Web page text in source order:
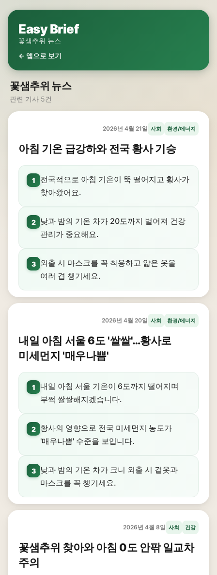
Easy Brief
꽃샘추위 뉴스
← 앱으로 보기
꽃샘추위 뉴스
관련 기사 5건
2026년 4월 21일 사회 환경/에너지
아침 기온 급강하와 전국 황사 기승
1
전국적으로 아침 기온이 뚝 떨어지고 황사가
찾아왔어요.
2
낮과 밤의 기온 차가 20도까지 벌어져 건강
관리가 중요해요.
3
외출 시 마스크를 꼭 착용하고 얇은 옷을
여러 겹 챙기세요.
2026년 4월 20일 사회 환경/에너지
내일 아침 서울 6도 '쌀쌀'…황사로
미세먼지 '매우나쁨'
1
내일 아침 서울 기온이 6도까지 떨어지며
부쩍 쌀쌀해지겠습니다.
2
황사의 영향으로 전국 미세먼지 농도가
'매우나쁨' 수준을 보입니다.
3
낮과 밤의 기온 차가 크니 외출 시 겉옷과
마스크를 꼭 챙기세요.
2026년 4월 8일 사회 건강
꽃샘추위 찾아와 아침 0도 안팎 일교차
주의